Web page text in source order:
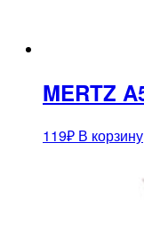
MERTZ
119₽ В корзину